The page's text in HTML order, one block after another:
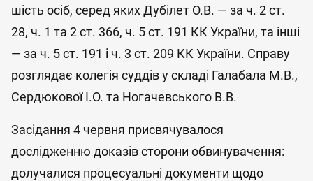
шість осіб, серед яких Дубілет О.В. — за ч. 2 ст.
28, ч. 1 та 2 ст. 366, ч. 5 ст. 191 КК України, та інші
— за ч. 5 ст. 191 і ч. 3 ст. 209 КК України. Справу
розглядає колегія суддів у складі Галабала М.В.,
Сердюкової І.О. та Ногачевського В.В.
Засідання 4 червня присвячувалося
дослідженню доказів сторони обвинувачення:
долучалися процесуальні документи щодо